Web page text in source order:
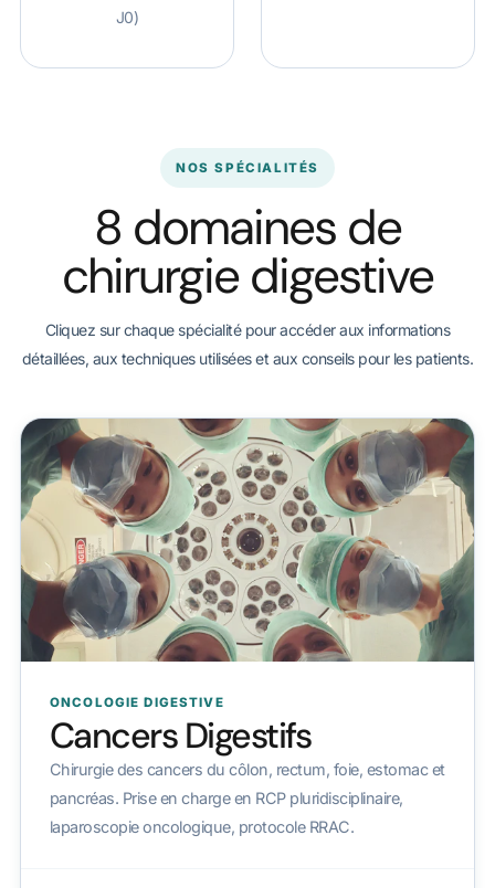
J0)
NOS SPÉCIALITÉS
8 domaines de
chirurgie digestive
Cliquez sur chaque spécialité pour accéder aux informations
détaillées, aux techniques utilisées et aux conseils pour les patients.
ONCOLOGIE DIGESTIVE
Cancers Digestifs
Chirurgie des cancers du côlon, rectum, foie, estomac et
pancréas. Prise en charge en RCP pluridisciplinaire,
laparoscopie oncologique, protocole RRAC.